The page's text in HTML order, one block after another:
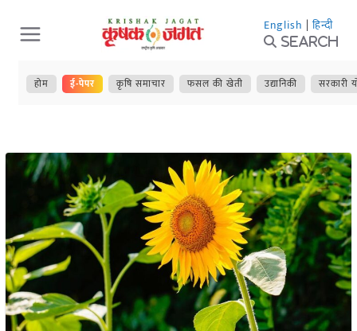
Skip
to
content
English | हिन्दी
Search
होम ई-पेपर कृषि समाचार फसल की खेती उद्यानिकी सरकारी